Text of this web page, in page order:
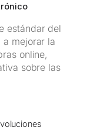
estándar del
mejorar la
online,
sobre las